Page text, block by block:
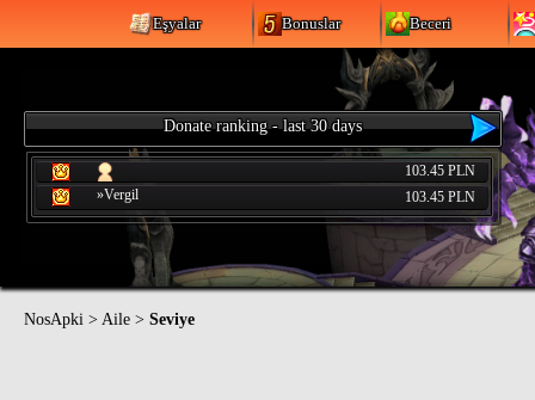
Eşyalar Bonuslar Beceri
Donate ranking - last 30 days
103.45 PLN
»Vergil
103.45 PLN
NosApki > Aile > Seviye